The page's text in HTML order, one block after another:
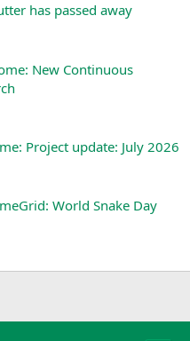
has passed away
New Continuous
Project update: July 2026
World Snake Day